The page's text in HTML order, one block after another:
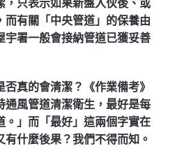
，只表示如果新盤入伙後、或
而有關「中央管道」的保養由
宇署一般會接納管道已獲妥善
真的會清潔？《作業備考》
通風管道清潔衛生，最好是每
。」而「最好」這兩個字實在
什麼後果？我們不得而知。